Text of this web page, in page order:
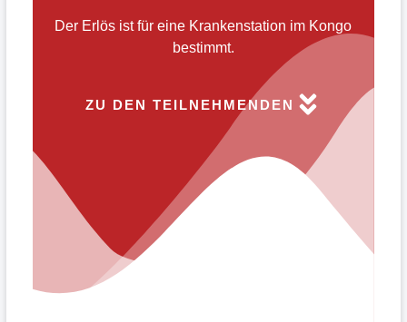
Der Erlös ist für eine Krankenstation im Kongo
bestimmt.
ZU DEN TEILNEHMENDEN